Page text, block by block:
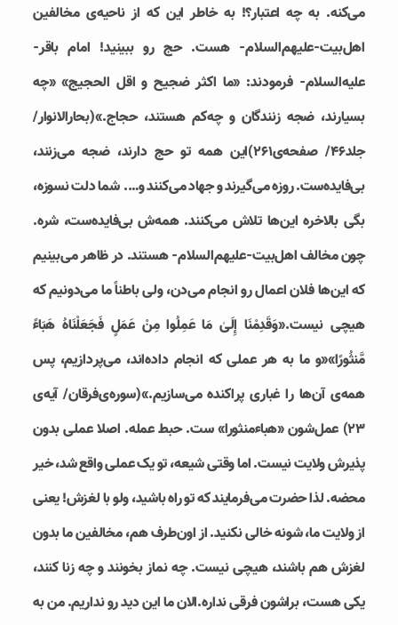
می‌کنه. به چه اعتبار؟! به خاطر این که از ناحیه‌ی مخالفین
اهل‌بیت-علیهم‌السلام- هست. حج رو ببینید! امام باقر-
علیه‌السلام- فرمودند: «ما اکثر ضجیح و اقل الحجیج» «چه
بسیارند، ضجه زنندگان و چه‌کم هستند، حجاج.»(بحارالانوار/
جلد۴۶/ صفحه‌ی۲۶۱)این همه تو حج دارند، ضجه می‌زنند،
بی‌فایده‌ست. روزه می‌گیرند و جهاد می‌کنند و…. شما دلت نسوزه،
بگی بالاخره این‌ها تلاش می‌کنند. همه‌ش بی‌فایده‌ست، شره.
چون مخالف اهل‌بیت-علیهم‌السلام- هستند. در ظاهر می‌بینیم
که این‌ها فلان اعمال رو انجام می‌دن، ولی باطناً ما می‌دونیم که
هیچی نیست.«وَقَدِمْنَا إِلَىٰ مَا عَمِلُوا مِنْ عَمَلٍ فَجَعَلْنَاهُ هَبَاءً
مَّنثُورًا»«ﻭ ﻣﺎ ﺑﻪ ﻫﺮ عملی ﻛﻪ ﺍﻧﺠﺎم ﺩﺍﺩﻩ‌ﺍﻧﺪ، ﻣﻰ‌ﭘﺮﺩﺍﺯﻳﻢ، ﭘﺲ
ﻫﻤﻪ‌ی آن‌ها ﺭﺍ ﻏﺒﺎﺭی ﭘﺮﺍﻛﻨﺪﻩ ﻣﻰ‌ﺳﺎﺯﻳﻢ.»(سوره‌ی‌فرقان/ آیه‌ی
٢٣) عمل‌شون «هباءمنثورا‌» ست. حبط عمله. اصلا عملی بدون
پذیرش ولایت نیست. اما وقتی شیعه، تو یک عملی واقع شد، خیر
محضه. لذا حضرت می‌فرمایند که تو راه باشید، ولو با لغزش! یعنی
از ولایت ما، شونه خالی نکنید. از اون‌طرف هم، مخالفین ما بدون
لغزش هم باشند، هیچی نیست. چه نماز بخونند و چه زنا کنند،
یکی هست، براشون فرقی نداره.الان ما این دید رو نداریم‌. من به